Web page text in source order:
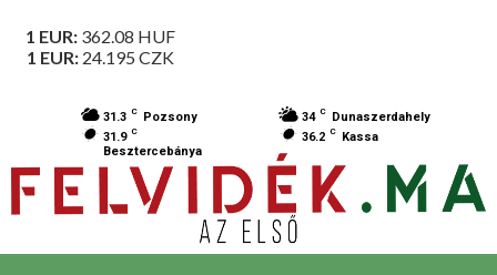
1 EUR: 362.08 HUF
1 EUR: 24.195 CZK
31.3 C Pozsony 34 C
Dunaszerdahely
31.9 C
Besztercebánya
36.2 C Kassa